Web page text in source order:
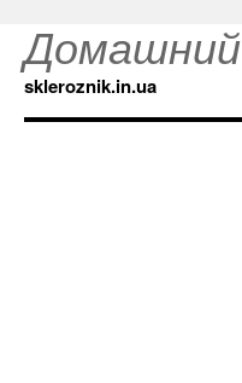
Домашний
skleroznik.in.ua